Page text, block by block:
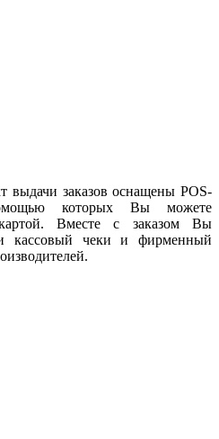
заказов оснащены POS-
которых Вы можете
Вместе с заказом Вы
кассовый чеки и фирменный